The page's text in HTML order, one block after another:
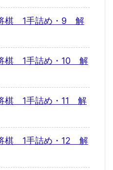
棋 1手詰め・9 解
棋 1手詰め・10 解
棋 1手詰め・11 解
棋 1手詰め・12 解